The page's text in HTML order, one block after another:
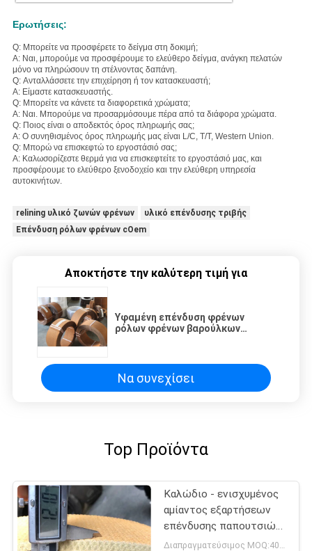
Ερωτήσεις:
Q: Μπορείτε να προσφέρετε το δείγμα στη δοκιμή;
Α: Ναι, μπορούμε να προσφέρουμε το ελεύθερο δείγμα, ανάγκη πελατών
μόνο να πληρώσουν τη στέλνοντας δαπάνη.
Q: Ανταλλάσσετε την επιχείρηση ή τον κατασκευαστή;
Α: Είμαστε κατασκευαστής.
Q: Μπορείτε να κάνετε τα διαφορετικά χρώματα;
Α: Ναι. Μπορούμε να προσαρμόσουμε πέρα από τα διάφορα χρώματα.
Q: Ποιος είναι ο αποδεκτός όρος πληρωμής σας;
Α: Ο συνηθισμένος όρος πληρωμής μας είναι L/C, T/T, Western Union.
Q: Μπορώ να επισκεφτώ το εργοστάσιό σας;
Α: Καλωσορίζεστε θερμά για να επισκεφτείτε το εργοστάσιό μας, και
προσφέρουμε το ελεύθερο ξενοδοχείο και την ελεύθερη υπηρεσία
αυτοκινήτων.
relining υλικό ζωνών φρένων
υλικό επένδυσης τριβής
Επένδυση ρόλων φρένων cOem
Αποκτήστε την καλύτερη τιμή για
Υφαμένη επένδυση φρένων
ρόλων φρένων βαρούλκων
Να συνεχίσει
Top Προϊόντα
Καλώδιο - ενισχυμένος
αμίαντος εξαρτήσεων
επένδυσης παπουτσιών
φρένων ελεύθερος για